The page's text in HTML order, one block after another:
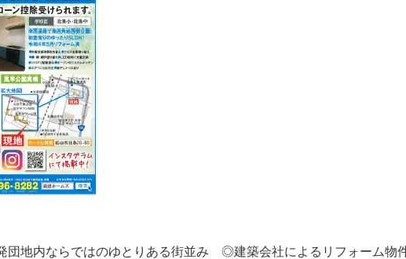
地内ならではのゆとりある街並み ◎建築会社によるリフォーム物